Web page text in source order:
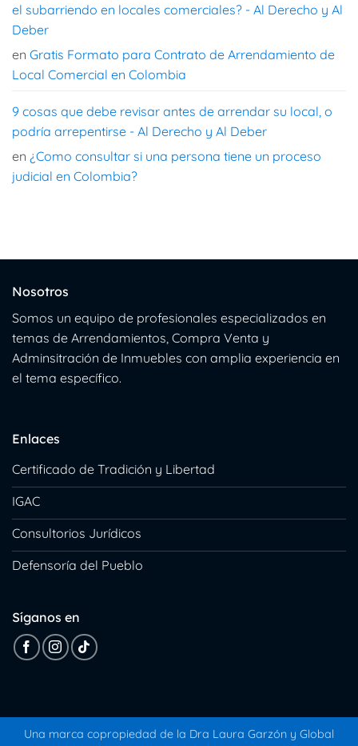
el subarriendo en locales comerciales? - Al Derecho y Al
Deber
en Gratis Formato para Contrato de Arrendamiento de
Local Comercial en Colombia
9 cosas que debe revisar antes de arrendar su local, o
podría arrepentirse - Al Derecho y Al Deber
en ¿Como consultar si una persona tiene un proceso
judicial en Colombia?
Nosotros
Somos un equipo de profesionales especializados en
temas de Arrendamientos, Compra Venta y
Adminsitración de Inmuebles con amplia experiencia en
el tema específico.
Enlaces
Certificado de Tradición y Libertad
IGAC
Consultorios Jurídicos
Defensoría del Pueblo
Síganos en
Una marca copropiedad de la Dra Laura Garzón y Global